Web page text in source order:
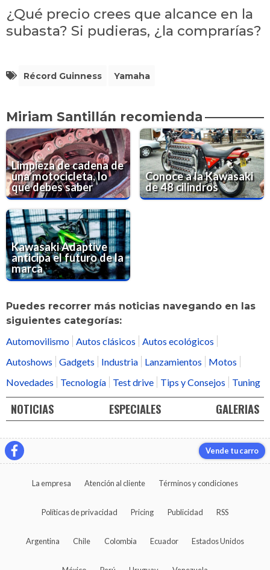
¿Qué precio crees que alcance en la
subasta? Si pudieras, ¿la comprarías?
Récord Guinness Yamaha
Miriam Santillán recomienda
Limpieza de cadena de
una motocicleta, lo
que debes saber
Conoce a la Kawasaki
de 48 cilindros
Kawasaki Adaptive
anticipa el futuro de la
marca
Puedes recorrer más noticias navegando en las
siguientes categorías:
Automovilismo
Autos clásicos
Autos ecológicos
Autoshows
Gadgets Industria Lanzamientos
Motos
Novedades
Tecnología Test drive Tips y Consejos Tuning
NOTICIAS ESPECIALES GALERIAS
Vende tu carro
La empresa Atención al cliente Términos y condiciones
Políticas de privacidad Pricing Publicidad RSS
Argentina Chile Colombia Ecuador Estados Unidos